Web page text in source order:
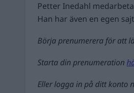
Petter Inedahl
Han har även en egen
Börja prenumerera för att
Starta din prenumeration
Eller logga in på ditt konto